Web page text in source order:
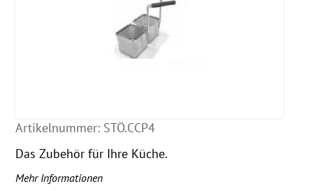
Artikelnummer: STÖ.CCP4
Das Zubehör für Ihre Küche.
Mehr Informationen